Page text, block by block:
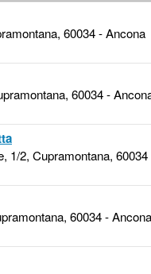
60034 - Ancona
60034 -
1/2, Cupramontana,
60034 - Ancona